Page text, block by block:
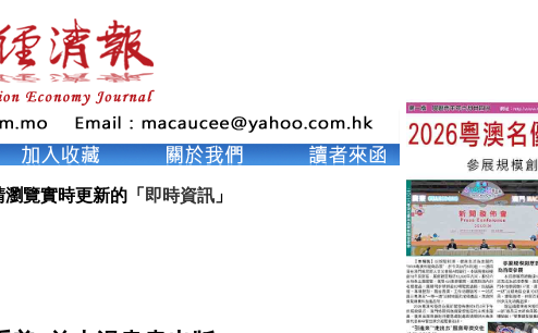
覽實時更新的「 即時資訊」